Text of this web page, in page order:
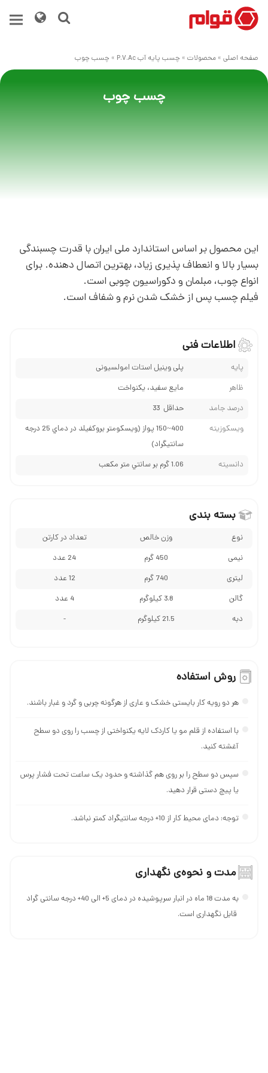
صفحه اصلی » محصولات » چسب پایه آب P.V.Ac » چسب چوب
چسب چوب
این محصول بر اساس استاندارد ملی ایران با قدرت چسبندگی
بسیار بالا و انعطاف پذیری زیاد، بهترین اتصال دهنده. برای
انواع چوب، مبلمان و دکوراسیون چوبی است.
فیلم چسب پس از خشک شدن نرم و شفاف است.
اطلاعات فنی
پايه
پلی وینیل استات امولسیونی
ظاهر
مایع سفید، يكنواخت
درصد جامد
حداقل 33
ويسكوزيته
400~150 پواز (ويسكومتر بروكفيلد در دماي 25 درجه
سانتیگراد)
دانسيته
1.06 گرم بر سانتي متر مكعب
بسته بندی
نوع وزن خالص
تعداد در کارتن
نیمی
450 گرم
24 عدد
لیتری
740 گرم
12 عدد
گالن
3.8 کیلوگرم
4 عدد
دبه
21.5 کیلوگرم -
روش استفاده
هر دو رویه کار بایستی خشک و عاری از هرگونه چربی و گرد و غبار باشند.
با استفاده از قلم مو یا کاردک لایه یکنواختی از چسب را روی دو سطح
آغشته کنید.
سپس دو سطح را بر روی هم گذاشته و حدود یک ساعت تحت فشار پرس
یا پیچ دستی قرار دهید.
توجه: دمای محیط کار از 10+ درجه سانتیگراد کمتر نباشد.
مدت و نحوه‌ی نگهداری
به مدت 18 ماه در انبار سرپوشيده در دمای 5+ الی 40+ درجه سانتی گراد
قابل نگهداری است.